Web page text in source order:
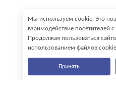
Мы используем cookie. Это
взаимодействие посетителей
Продолжая пользоваться
использованием файлов
Принять